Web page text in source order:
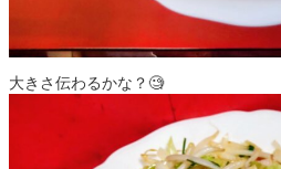
大きさ伝わるかな？🧐